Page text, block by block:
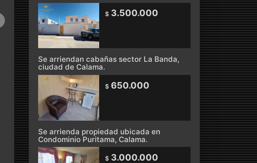
$3.500.000
Se arriendan cabañas sector La Banda,
ciudad de Calama.
$650.000
Se arrienda propiedad ubicada en
Condominio Puritama, Calama.
$3.000.000